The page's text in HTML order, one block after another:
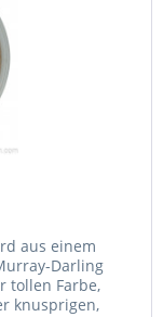
aus einem
Darling
tollen Farbe,
knusprigen,